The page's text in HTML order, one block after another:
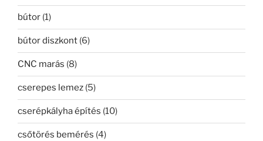
bútor (1)
bútor diszkont (6)
CNC marás (8)
cserepes lemez (5)
cserépkályha építés (10)
csőtörés bemérés (4)